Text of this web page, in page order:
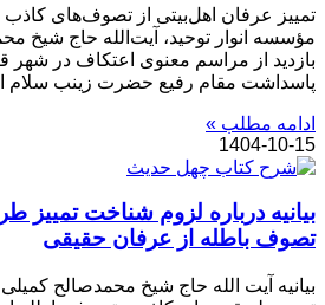
تمییز عرفان اهل‌بیتی از تصوف‌های
مؤسسه انوار توحید، آیت‌الله حاج شیخ
بازدید از مراسم معنوی اعتکاف در شهر
پاسداشت مقام رفیع حضرت زینب سلام
ادامه مطلب »
1404-10-15
بیانیه درباره لزوم شناخت تمییز
تصوف باطله از عرفان حقیقی
بیانیه آیت الله حاج شیخ محمدصالح